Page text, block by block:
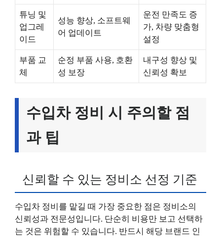
튜닝 및
업그레
이드
성능 향상, 소프트웨
어 업데이트
운전 만족도 증
가, 차량 맞춤형
설정
부품 교
체
순정 부품 사용, 호환
성 보장
내구성 향상 및
신뢰성 확보
수입차 정비 시 주의할 점
과 팁
신뢰할 수 있는 정비소 선정 기준
수입차 정비를 맡길 때 가장 중요한 점은 정비소의
신뢰성과 전문성입니다. 단순히 비용만 보고 선택하
는 것은 위험할 수 있습니다. 반드시 해당 브랜드 인